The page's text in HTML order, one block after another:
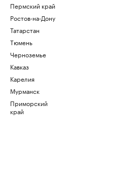
Пермский край
Ростов-на-Дону
Татарстан
Тюмень
Черноземье
Кавказ
Карелия
Мурманск
Приморский
край